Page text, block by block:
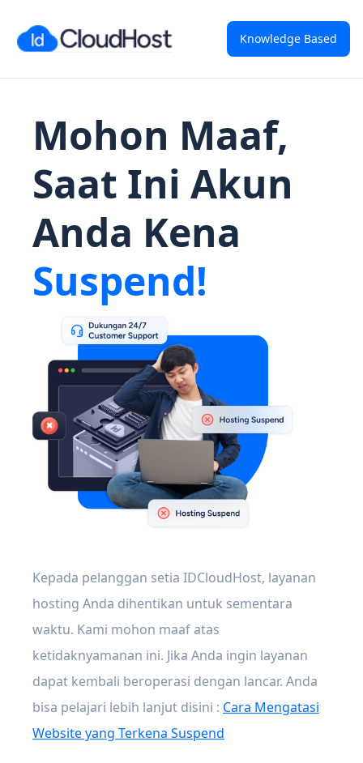
Knowledge Based
Mohon Maaf,
Saat Ini Akun
Anda Kena
Suspend!
Kepada pelanggan setia IDCloudHost, layanan
hosting Anda dihentikan untuk sementara
waktu. Kami mohon maaf atas
ketidaknyamanan ini. Jika Anda ingin layanan
dapat kembali beroperasi dengan lancar. Anda
bisa pelajari lebih lanjut disini : Cara Mengatasi
Website yang Terkena Suspend